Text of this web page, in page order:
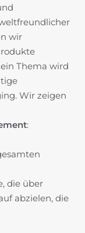
wir
Thema wird
Wir zeigen
:
die über
abzielen, die